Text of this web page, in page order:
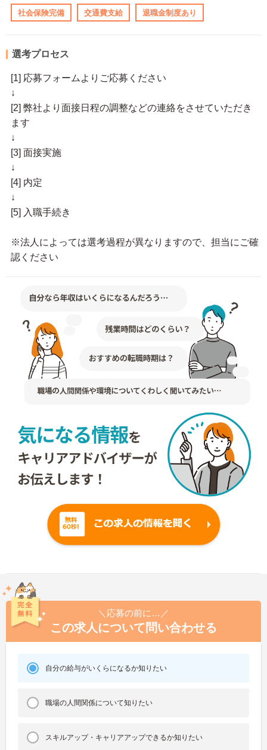
社会保険完備 交通費支給 退職金制度あり
選考プロセス
[1] 応募フォームよりご応募ください
↓
[2] 弊社より面接日程の調整などの連絡をさせていただき
ます
↓
[3] 面接実施
↓
[4] 内定
↓
[5] 入職手続き
※法人によっては選考過程が異なりますので、担当にご確
認ください
＼応募の前に…／
この求人について問い合わせる
自分の給与がいくらになるか知りたい
職場の人間関係について知りたい
スキルアップ・キャリアアップできるか知りたい